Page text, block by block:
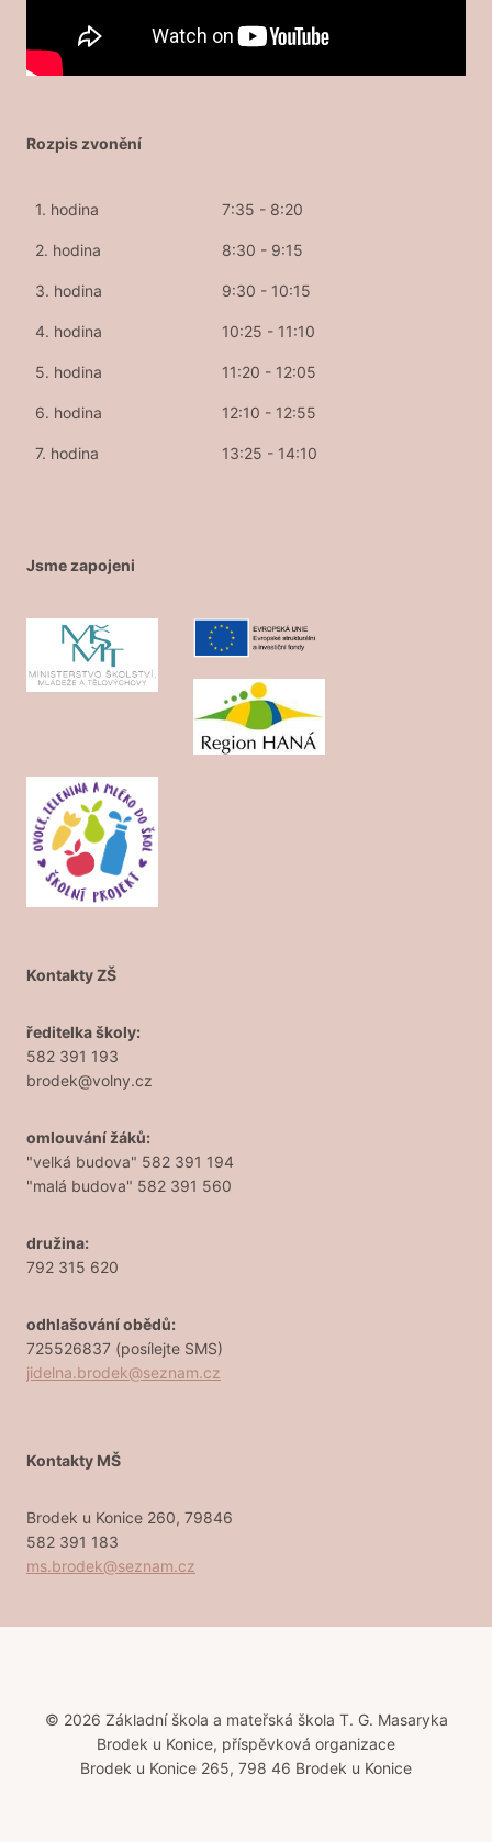
Rozpis zvonění
1. hodina 7:35 - 8:20
2. hodina 8:30 - 9:15
3. hodina 9:30 - 10:15
4. hodina 10:25 - 11:10
5. hodina 11:20 - 12:05
6. hodina 12:10 - 12:55
7. hodina 13:25 - 14:10
Jsme zapojeni
Kontakty ZŠ
ředitelka školy:
582 391 193
brodek@volny.cz
omlouvání žáků:
"velká budova" 582 391 194
"malá budova" 582 391 560
družina:
792 315 620
odhlašování obědů:
725526837 (posílejte SMS)
jidelna.brodek@seznam.cz
Kontakty MŠ
Brodek u Konice 260, 79846
582 391 183
ms.brodek@seznam.cz
© 2026 Základní škola a mateřská škola T. G. Masaryka
Brodek u Konice, příspěvková organizace
Brodek u Konice 265, 798 46 Brodek u Konice